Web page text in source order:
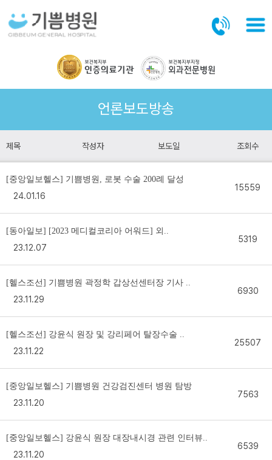
언론보도방송
제목 작성자 보도일 조회수
[중앙일보헬스] 기쁨병원, 로봇 수술 200례 달성
24.01.16
15559
[동아일보] [2023 메디컬코리아 어워드] 외..
23.12.07
5319
[헬스조선] 기쁨병원 곽정학 갑상선센터장 기사 ..
23.11.29
6930
[헬스조선] 강윤식 원장 및 강리페어 탈장수술 ..
23.11.22
25507
[중앙일보헬스] 기쁨병원 건강검진센터 병원 탐방
23.11.20
7563
[중앙일보헬스] 강윤식 원장 대장내시경 관련 인터뷰..
23.11.20
6539